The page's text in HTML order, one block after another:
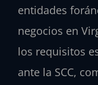
entidades
negocios en
los requisitos
ante la SCC,